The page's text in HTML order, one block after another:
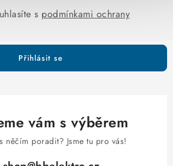
s podmínkami ochrany
Přihlásit se
vám s výběrem
něčím poradit? Jsme tu pro vás!